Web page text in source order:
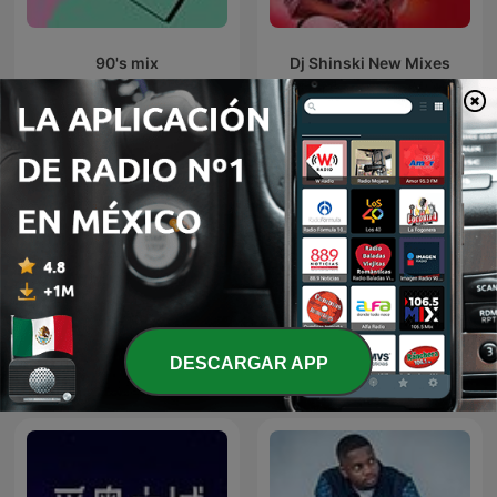
90's mix Dj Shinski New Mixes
Exclusive Remix
Sleep Meditation Music -
Relaxing Music for Sleep,
Meditation & Relaxation
DESCARGAR APP